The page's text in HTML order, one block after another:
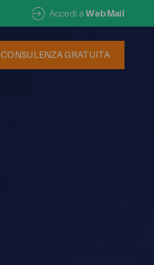
Accedi a WebMail
CONSULENZA GRATUITA